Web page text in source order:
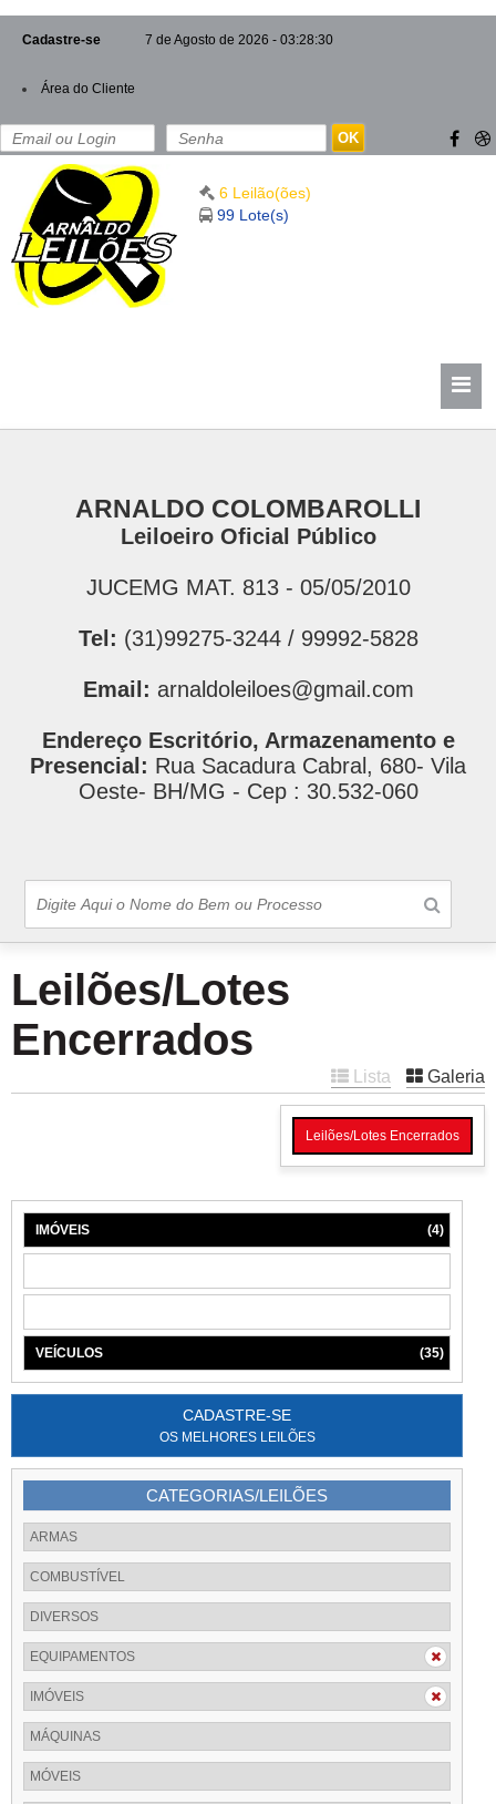
Cadastre-se 7 de Agosto de 2026 - 03:28:30
Área do Cliente
OK
6 Leilão(ões)
99 Lote(s)
ARNALDO COLOMBAROLLI
Leiloeiro Oficial Público
JUCEMG MAT. 813 - 05/05/2010
Tel: (31)99275-3244 / 99992-5828
Email: arnaldoleiloes@gmail.com
Endereço Escritório, Armazenamento e
Presencial: Rua Sacadura Cabral, 680- Vila
Oeste- BH/MG - Cep : 30.532-060
Leilões/Lotes
Encerrados
Lista Galeria
Leilões/Lotes Encerrados
IMÓVEIS (4)
VEÍCULOS (35)
CADASTRE-SE
OS MELHORES LEILÕES
CATEGORIAS/LEILÕES
ARMAS
COMBUSTÍVEL
DIVERSOS
EQUIPAMENTOS
IMÓVEIS
MÁQUINAS
MÓVEIS